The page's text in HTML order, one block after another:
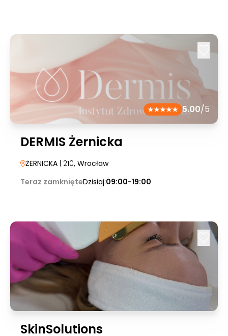
5.00/5
DERMIS Żernicka
ŻERNICKA | 210, Wrocław
Teraz zamknięteDzisiaj:09:00-19:00
SkinSolutions